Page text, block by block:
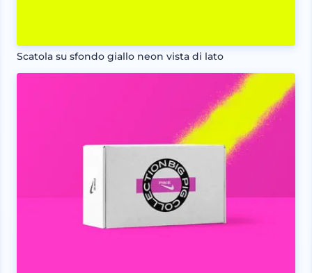
Scatola su sfondo giallo neon vista di lato